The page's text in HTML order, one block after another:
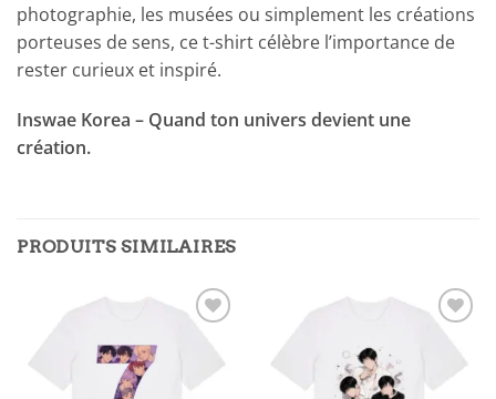
photographie, les musées ou simplement les créations
porteuses de sens, ce t-shirt célèbre l’importance de
rester curieux et inspiré.
Inswae Korea – Quand ton univers devient une
création.
PRODUITS SIMILAIRES
d’envies
Ajouter
d’envies